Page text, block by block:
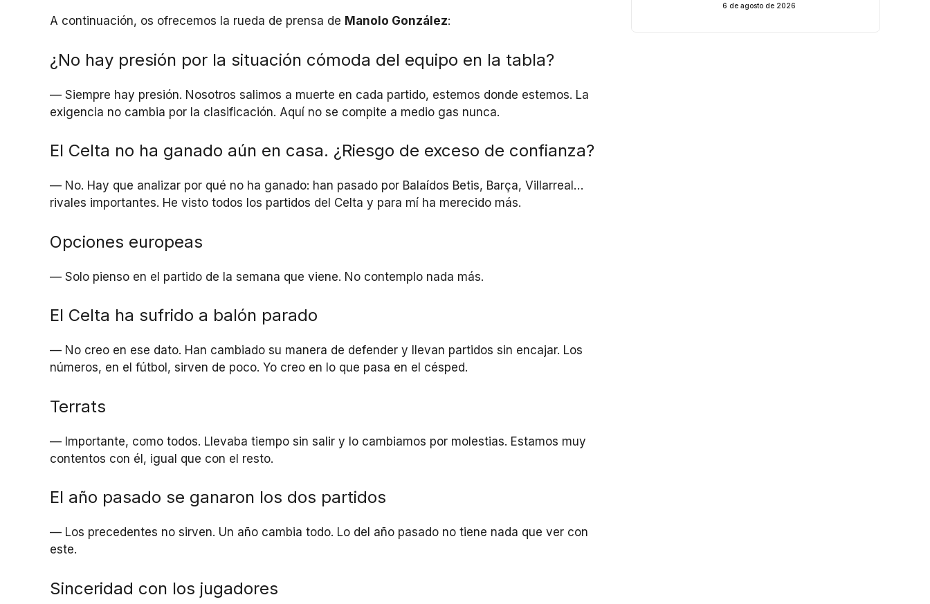
A continuación, os ofrecemos la rueda de prensa de Manolo González:
¿No hay presión por la situación cómoda del equipo en la tabla?
— Siempre hay presión. Nosotros salimos a muerte en cada partido, estemos donde estemos. La
exigencia no cambia por la clasificación. Aquí no se compite a medio gas nunca.
El Celta no ha ganado aún en casa. ¿Riesgo de exceso de confianza?
— No. Hay que analizar por qué no ha ganado: han pasado por Balaídos Betis, Barça, Villarreal…
rivales importantes. He visto todos los partidos del Celta y para mí ha merecido más.
Opciones europeas
— Solo pienso en el partido de la semana que viene. No contemplo nada más.
El Celta ha sufrido a balón parado
— No creo en ese dato. Han cambiado su manera de defender y llevan partidos sin encajar. Los
números, en el fútbol, sirven de poco. Yo creo en lo que pasa en el césped.
Terrats
— Importante, como todos. Llevaba tiempo sin salir y lo cambiamos por molestias. Estamos muy
contentos con él, igual que con el resto.
El año pasado se ganaron los dos partidos
— Los precedentes no sirven. Un año cambia todo. Lo del año pasado no tiene nada que ver con
este.
Sinceridad con los jugadores
6 de agosto de 2026